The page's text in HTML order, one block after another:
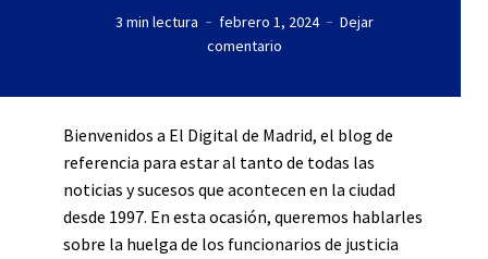
3 min lectura febrero 1, 2024
Dejar
comentario
Bienvenidos a El Digital de Madrid, el blog de
referencia para estar al tanto de todas las
noticias y sucesos que acontecen en la ciudad
desde 1997. En esta ocasión, queremos hablarles
sobre la huelga de los funcionarios de justicia